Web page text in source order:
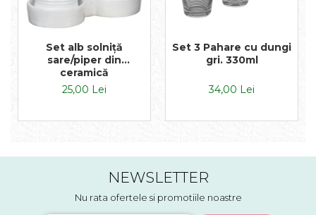
Set alb solniță
sare/piper din
ceramică
25,00 Lei
Set 3 Pahare cu dungi
gri. 330ml
34,00 Lei
NEWSLETTER
Nu rata ofertele si promotiile noastre